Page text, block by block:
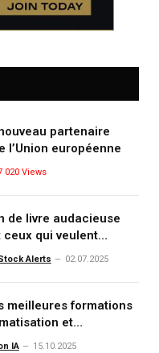
partenaire
l’Union européenne
020 Views
de livre audacieuse
qui veulent
et dominer le
Alerts 02.07.2025
meilleures formations
et
(gestion de
IA 15.10.2025